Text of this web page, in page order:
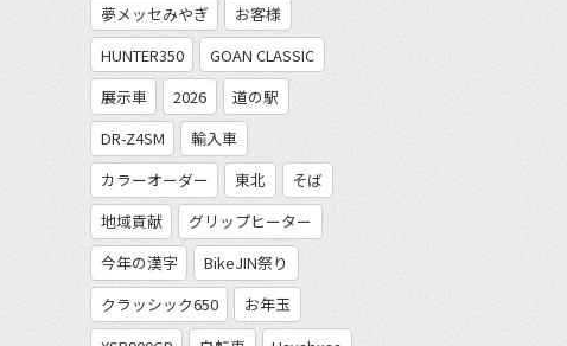
夢メッセみやぎ
お客様
HUNTER350
GOAN CLASSIC
展示車
2026
道の駅
DR-Z4SM
輸入車
カラーオーダー
東北
そば
地域貢献
グリップヒーター
今年の漢字
BikeJIN祭り
クラッシック650
お年玉